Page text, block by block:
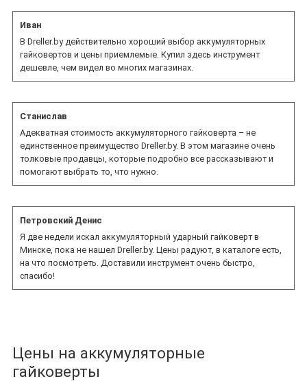
Иван
В Dreller.by действительно хороший выбор аккумуляторных
гайковертов и цены приемлемые. Купил здесь инструмент
дешевле, чем видел во многих магазинах.
Станислав
Адекватная стоимость аккумуляторного гайковерта – не
единственное преимущество Dreller.by. В этом магазине очень
толковые продавцы, которые подробно все рассказывают и
помогают выбрать то, что нужно.
Петровский Денис
Я две недели искал аккумуляторный ударный гайковерт в
Минске, пока не нашел Dreller.by. Цены радуют, в каталоге есть,
на что посмотреть. Доставили инструмент очень быстро,
спасибо!
Цены на аккумуляторные
гайковерты